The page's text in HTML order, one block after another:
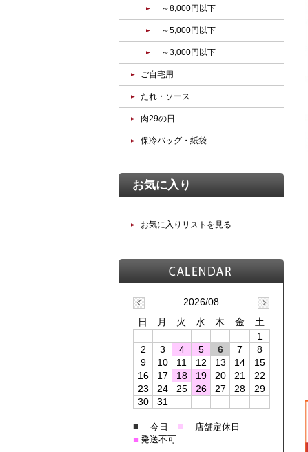
～8,000円以下
～5,000円以下
～3,000円以下
ご自宅用
たれ・ソース
肉29の日
保冷バッグ・紙袋
お気に入り
お気に入りリストを見る
2026/08
日
月 火 水 木 金
土
1
2
3 4 5 6 7
8
9
10 11 12 13 14
15
16
17 18 19 20 21
22
23
24 25 26 27 28
29
30
31
■ 今日 ■ 店舗定休日
■発送不可